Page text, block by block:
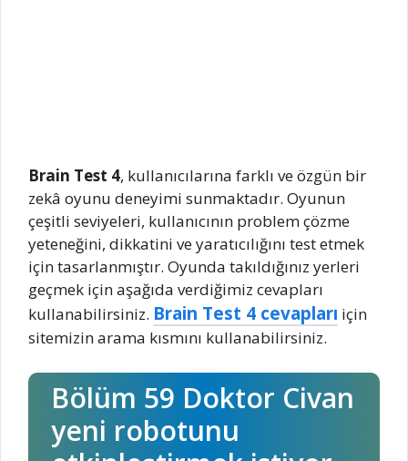
Brain Test 4, kullanıcılarına farklı ve özgün bir
zekâ oyunu deneyimi sunmaktadır. Oyunun
çeşitli seviyeleri, kullanıcının problem çözme
yeteneğini, dikkatini ve yaratıcılığını test etmek
için tasarlanmıştır. Oyunda takıldığınız yerleri
geçmek için aşağıda verdiğimiz cevapları
kullanabilirsiniz. Brain Test 4 cevapları için
sitemizin arama kısmını kullanabilirsiniz.
Bölüm 59 Doktor Civan
yeni robotunu